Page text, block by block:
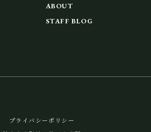
ABOUT
STAFF BLOG
プライバシーポリシー